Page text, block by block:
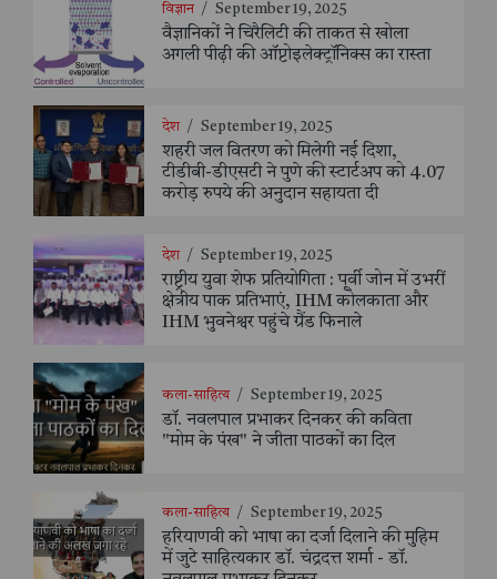
विज्ञान / September 19, 2025
वैज्ञानिकों ने चिरैलिटी की ताकत से खोला
अगली पीढ़ी की ऑप्टोइलेक्ट्रॉनिक्स का रास्ता
देश / September 19, 2025
शहरी जल वितरण को मिलेगी नई दिशा,
टीडीबी-डीएसटी ने पुणे की स्टार्टअप को 4.07
करोड़ रुपये की अनुदान सहायता दी
देश / September 19, 2025
राष्ट्रीय युवा शेफ प्रतियोगिता : पूर्वी जोन में उभरीं
क्षेत्रीय पाक प्रतिभाएं, IHM कोलकाता और
IHM भुवनेश्वर पहुंचे ग्रैंड फिनाले
कला-साहित्य / September 19, 2025
डॉ. नवलपाल प्रभाकर दिनकर की कविता
"मोम के पंख" ने जीता पाठकों का दिल
कला-साहित्य / September 19, 2025
हरियाणवी को भाषा का दर्जा दिलाने की मुहिम
में जुटे साहित्यकार डॉ. चंद्रदत्त शर्मा - डॉ.